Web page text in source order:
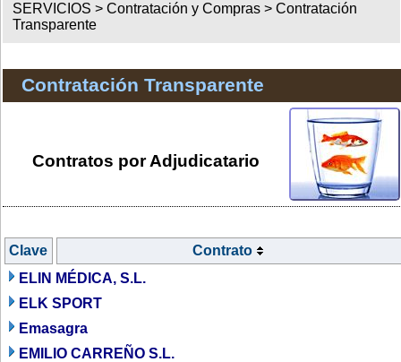
SERVICIOS >Contratación y Compras >Contratación
Transparente
Contratación Transparente
Contratos por Adjudicatario
Clave
Contrato
ELIN MÉDICA, S.L.
ELK SPORT
Emasagra
EMILIO CARREÑO S.L.